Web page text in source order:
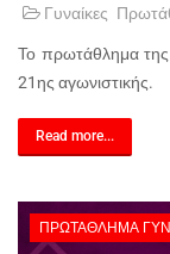
Γυναίκες
Το πρωτάθλημα της
21ης αγωνιστικής.
Read more...
ΠΡΩΤΆΘΛΗΜΑ